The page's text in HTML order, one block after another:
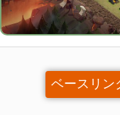
ベースリ